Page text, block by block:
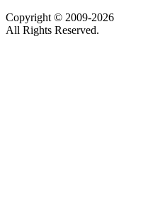
Copyright © 2009-2026
All Rights Reserved.